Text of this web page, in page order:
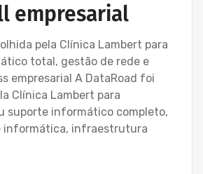
empresarial
pela Clínica Lambert para
total, gestão de rede e
empresarial A DataRoad foi
Clínica Lambert para
suporte informático completo,
informática, infraestrutura